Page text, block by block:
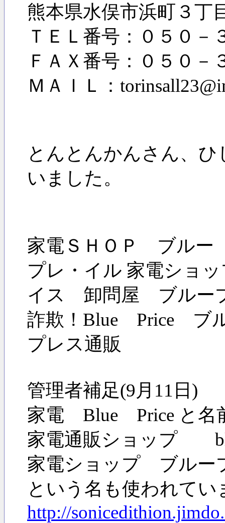
熊本県水俣市浜町３
ＴＥＬ番号：０５０－
ＦＡＸ番号：０５０－
ＭＡＩＬ：
とんとんかんさん、
いました。
家電ＳＨＯＰ ブルー
プレ・イル 家電ショ
イス 卸問屋 ブルー
詐欺！Blue Price ブ
プレス通販
管理者補足(9月11
家電 Blue Price と名
家電通販ショップ
家電ショップ ブルー
という名も使われてい
http://